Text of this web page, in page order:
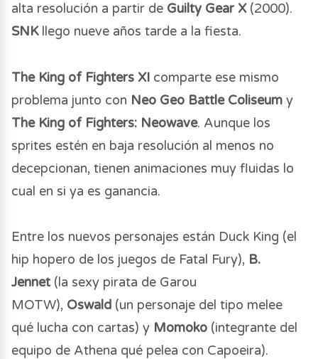
alta resolución a partir de Guilty Gear X(2000).
SNKllego nueve años tarde a la fiesta.
The King of Fighters XI comparte ese mismo
problema junto con Neo Geo Battle Coliseum y
The King of Fighters: Neowave. Aunque los
sprites estén en baja resolución al menos no
decepcionan, tienen animaciones muy fluidas lo
cual en si ya es ganancia.
Entre los nuevos personajes están Duck King (el
hip hopero de los juegos de Fatal Fury), B.
Jennet(la sexy pirata de Garou
MOTW), Oswald (un personaje del tipo melee
qué lucha con cartas) y Momoko (integrante del
equipo de Athena qué pelea con Capoeira).